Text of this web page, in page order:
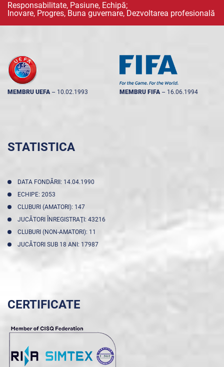
Responsabilitate, Pasiune, Echipă;
Inovare, Progres, Buna guvernare, Dezvoltarea profesională
MEMBRU UEFA -- 10.02.1993 MEMBRU FIFA -- 16.06.1994
STATISTICA
DATA FONDĂRII: 14.04.1990
ECHIPE: 2053
CLUBURI (AMATORI): 147
JUCĂTORI ÎNREGISTRAŢI: 43216
CLUBURI (NON-AMATORI): 11
JUCĂTORI SUB 18 ANI: 17987
CERTIFICATE